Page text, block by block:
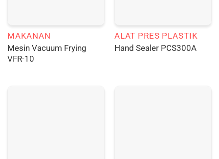
MAKANAN
Mesin Vacuum Frying
VFR-10
ALAT PRES PLASTIK
Hand Sealer PCS300A